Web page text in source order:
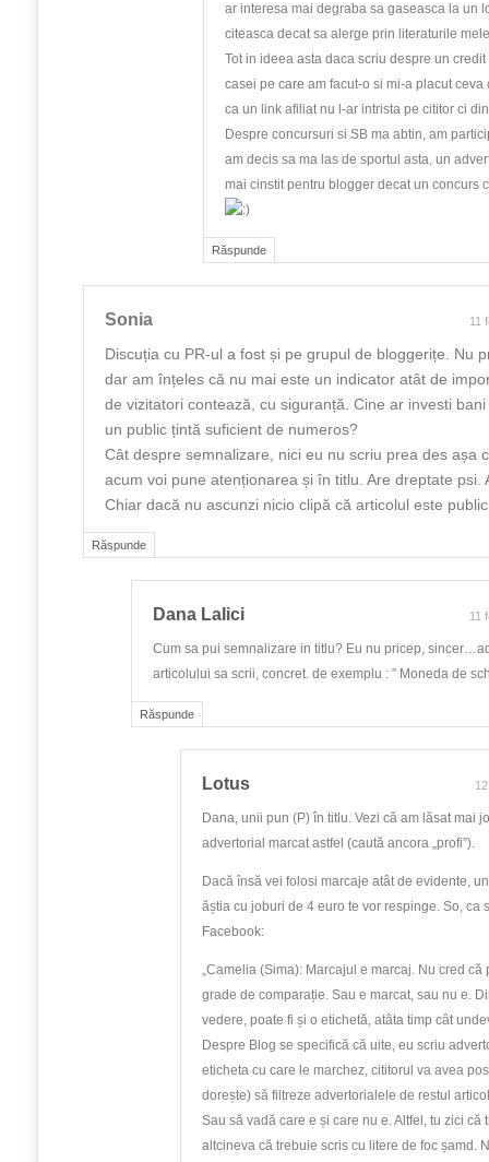
Răspunde
ar interesa mai degraba sa gaseasca la un
citeasca decat sa alerge prin literaturile
Tot in ideea asta daca scriu despre un
casei pe care am facut-o si mi-a placut ceva
ca un link afiliat nu l-ar intrista pe cititor ci
Despre concursuri si SB ma abtin, am
am decis sa ma las de sportul asta, un
mai cinstit pentru blogger decat un concurs
Răspunde
Sonia 11
Discuția cu PR-ul a fost și pe grupul de bloggerițe. Nu
dar am înțeles că nu mai este un indicator atât de
de vizitatori contează, cu siguranță. Cine ar investi
un public țintă suficient de numeros?
Cât despre semnalizare, nici eu nu scriu prea des așa
acum voi pune atenționarea și în titlu. Are dreptate psi.
Chiar dacă nu ascunzi nicio clipă că articolul este
Răspunde
Dana Lalici 11
Cum sa pui semnalizare in titlu? Eu nu pricep,
articolului sa scrii, concret. de exemplu : ” Moneda de
Lotus
Dana, unii pun (P) în titlu. Vezi că am lăsat mai
advertorial marcat astfel (caută ancora „profi”).
Dacă însă vei folosi marcaje atât de evidente,
ăștia cu joburi de 4 euro te vor respinge. So, ca
Facebook:
„Camelia (Sima): Marcajul e marcaj. Nu cred că
grade de comparație. Sau e marcat, sau nu e.
vedere, poate fi și o etichetă, atâta timp cât
Despre Blog se specifică că uite, eu scriu
eticheta cu care le marchez, cititorul va avea
dorește) să filtreze advertorialele de restul
Sau să vadă care e și care nu e. Altfel, tu zici că
altcineva că trebuie scris cu litere de foc șamd.